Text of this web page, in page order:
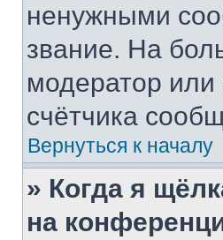
ненужными
звание. На
модератор или
счётчика
Вернуться к началу
» Когда я
на